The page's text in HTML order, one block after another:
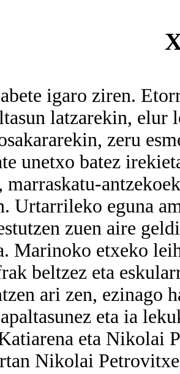
igaro ziren. Etorri
latzarekin,
zeru
unetxo batez
Urtarrileko eguna
zuen aire
Marinoko etxeko
beltzez eta
ari zen, ezinago
eta ia
eta Nikolai
Nikolai